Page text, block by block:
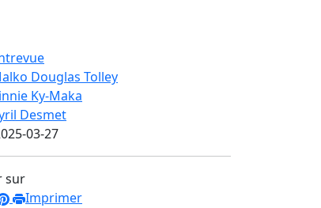
Douglas Tolley
Ky-Maka
Desmet
03-27
sur
Imprimer